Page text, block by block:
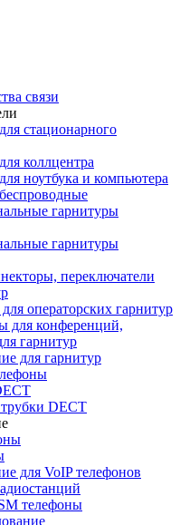
связи
стационарного
коллцентра
ноутбука и компьютера
гарнитуры
гарнитуры
переключатели
операторских гарнитур
для конференций,
гарнитур
для гарнитур
DECT
для VoIP телефонов
телефоны